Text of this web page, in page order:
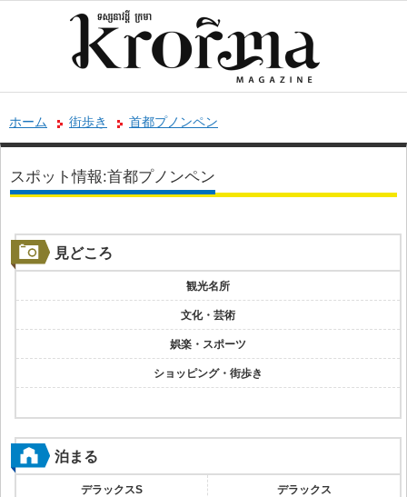
ホーム 街歩き 首都プノンペン
スポット情報:首都プノンペン
見どころ
観光名所
文化・芸術
娯楽・スポーツ
ショッピング・街歩き
泊まる
デラックスS デラックス